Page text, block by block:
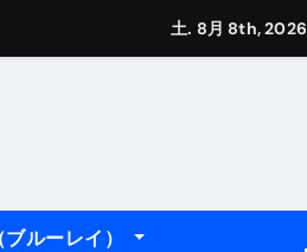
戻されるデータです。
土. 8月 8th, 2026
ルーレイ）